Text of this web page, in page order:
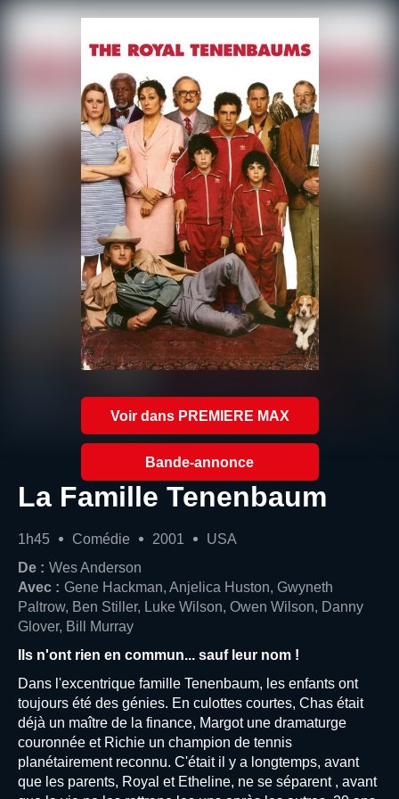
Voir dans PREMIERE MAX
Bande-annonce
La Famille Tenenbaum
1h45 Comédie 2001
USA
De : Wes Anderson
Avec : Gene Hackman, Anjelica Huston, Gwyneth
Paltrow, Ben Stiller, Luke Wilson, Owen Wilson, Danny
Glover, Bill Murray
Ils n'ont rien en commun... sauf leur nom !
Dans l'excentrique famille Tenenbaum, les enfants ont
toujours été des génies. En culottes courtes, Chas était
déjà un maître de la finance, Margot une dramaturge
couronnée et Richie un champion de tennis
planétairement reconnu. C'était il y a longtemps, avant
que les parents, Royal et Etheline, ne se séparent , avant